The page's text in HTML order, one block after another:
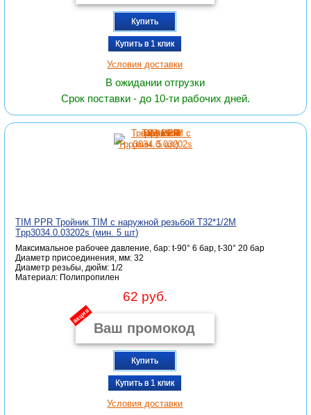
Купить
Купить в 1 клик
Условия доставки
В ожидании отгрузки
Срок поставки - до 10-ти рабочих дней.
TIM PPR Тройник TIM с наружной резьбой T32*1/2M
Tpp3034.0.03202s (мин. 5 шт)
Максимальное рабочее давление, бар: t-90° 6 бар, t-30° 20 бар
Диаметр присоединения, мм: 32
Диаметр резьбы, дюйм: 1/2
Материал: Полипропилен
62 руб.
акция
Купить
Купить в 1 клик
Условия доставки